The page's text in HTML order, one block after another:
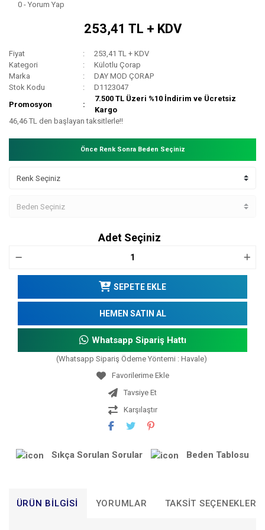
0 - Yorum Yap
253,41 TL + KDV
Fiyat
253,41 TL + KDV
Kategori
Külotlu Çorap
Marka
DAY MOD ÇORAP
Stok Kodu
D1123047
Promosyon
7.500 TL Üzeri %10 İndirim ve Ücretsiz
Kargo
46,46 TL den başlayan taksitlerle!!
Önce Renk Sonra Beden Seçiniz
Adet Seçiniz
SEPETE EKLE
HEMEN SATIN AL
Whatsapp Sipariş Hattı
(Whatsapp Sipariş Ödeme Yöntemi : Havale)
Tavsiye Et
Karşılaştır
Sıkça Sorulan Sorular Beden Tablosu
ÜRÜN BILGISI YORUMLAR TAKSIT SEÇENEKLERI